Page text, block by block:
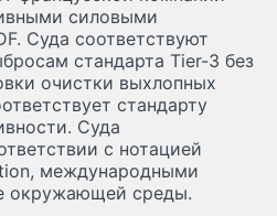
силовыми
Суда соответствуют
стандарта Tier-3 без
очистки выхлопных
стандарту
Суда
с нотацией
международными
окружающей среды.